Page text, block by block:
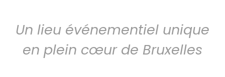
Un lieu événementiel unique
en plein cœur de Bruxelles